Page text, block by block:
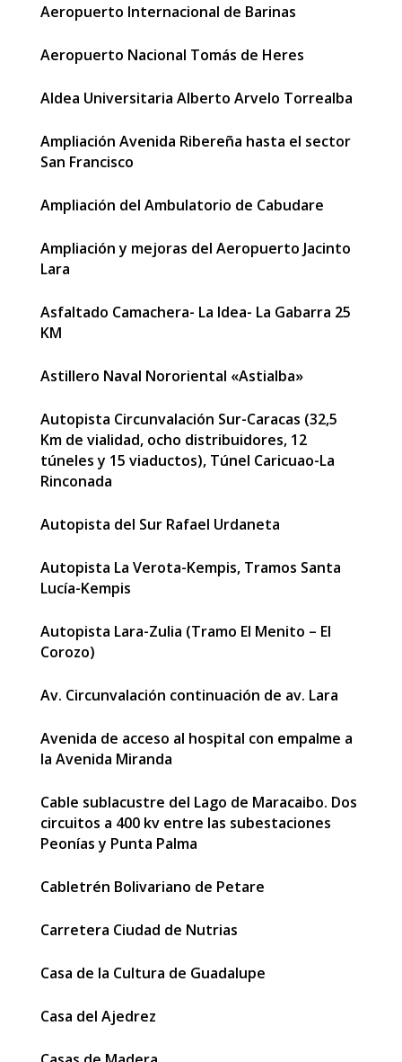
Aeropuerto Internacional de Barinas
Aeropuerto Nacional Tomás de Heres
Aldea Universitaria Alberto Arvelo Torrealba
Ampliación Avenida Ribereña hasta el sector
San Francisco
Ampliación del Ambulatorio de Cabudare
Ampliación y mejoras del Aeropuerto Jacinto
Lara
Asfaltado Camachera- La Idea- La Gabarra 25
KM
Astillero Naval Nororiental «Astialba»
Autopista Circunvalación Sur-Caracas (32,5
Km de vialidad, ocho distribuidores, 12
túneles y 15 viaductos), Túnel Caricuao-La
Rinconada
Autopista del Sur Rafael Urdaneta
Autopista La Verota-Kempis, Tramos Santa
Lucía-Kempis
Autopista Lara-Zulia (Tramo El Menito – El
Corozo)
Av. Circunvalación continuación de av. Lara
Avenida de acceso al hospital con empalme a
la Avenida Miranda
Cable sublacustre del Lago de Maracaibo. Dos
circuitos a 400 kv entre las subestaciones
Peonías y Punta Palma
Cabletrén Bolivariano de Petare
Carretera Ciudad de Nutrias
Casa de la Cultura de Guadalupe
Casa del Ajedrez